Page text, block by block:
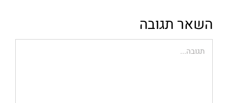
השאר תגובה